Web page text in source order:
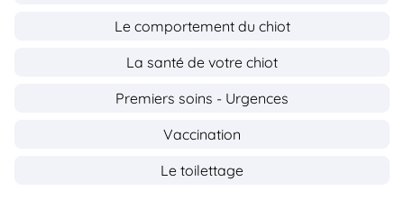
Le comportement du chiot
La santé de votre chiot
Premiers soins - Urgences
Vaccination
Le toilettage